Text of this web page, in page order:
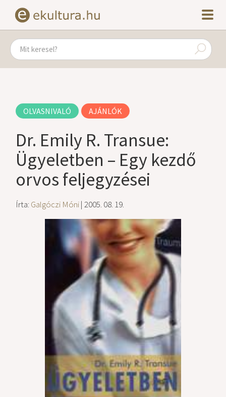
OLVASNIVALÓ AJÁNLÓK
Dr. Emily R. Transue:
Ügyeletben – Egy kezdő
orvos feljegyzései
Írta: Galgóczi Móni| 2005. 08. 19.